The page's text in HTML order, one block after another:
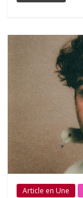
Article en Une